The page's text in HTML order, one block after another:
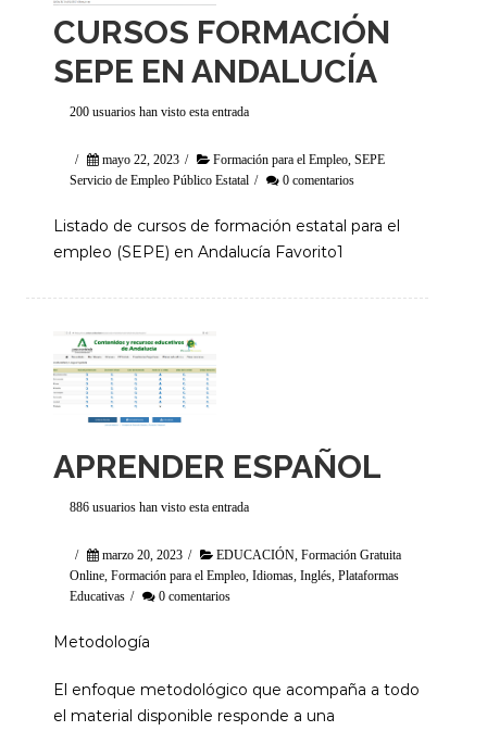
CURSOS FORMACIÓN
SEPE EN ANDALUCÍA
200 usuarios han visto esta entrada
/ mayo 22, 2023 / Formación para el Empleo SEPE
Servicio de Empleo Público Estatal / 0 comentarios
Listado de cursos de formación estatal para el
empleo (SEPE) en Andalucía Favorito1
APRENDER ESPAÑOL
886 usuarios han visto esta entrada
/ marzo 20, 2023 / EDUCACIÓN Formación Gratuita
Online Formación para el Empleo Idiomas Inglés Plataformas
Educativas / 0 comentarios
Metodología
El enfoque metodológico que acompaña a todo
el material disponible responde a una